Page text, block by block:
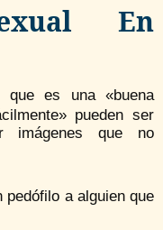
En
es una «buena
pueden ser
imágenes que no
pedófilo a alguien que